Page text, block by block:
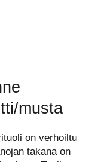
musta
on verhoiltu
takana on